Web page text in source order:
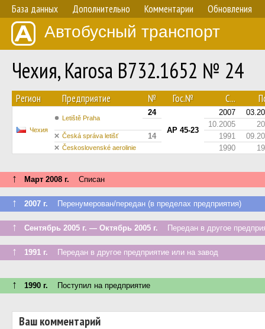
База данных Дополнительно Комментарии Обновления
Автобусный транспорт
Чехия, Karosa B732.1652 № 24
Регион Предприятие № Гос.№ С...
Чехия
Letiště Praha
24
AP 45-23
2007
10.2005
Česká správa letišť 14 1991
Československé aerolinie 1990
↑ Март 2008 г. Списан
↑ 2007 г. Перенумерован/передан (в пределах предприятия)
↑ Сентябрь 2005 г. — Октябрь 2005 г. Передан в другое
↑ 1991 г. Передан в другое предприятие или на завод
↑ 1990 г. Поступил на предприятие
Ваш комментарий